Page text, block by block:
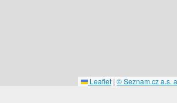
Leaflet | © Seznam.cz a.s.